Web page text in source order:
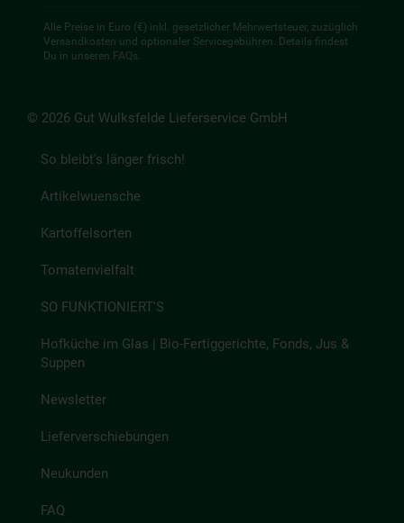
Alle Preise in Euro (€) inkl. gesetzlicher Mehrwertsteuer, zuzüglich
Versandkosten und optionaler Servicegebühren. Details findest
Du in unseren FAQs
© 2026 Gut Wulksfelde Lieferservice GmbH
So bleibt's länger frisch!
Artikelwuensche
Kartoffelsorten
Tomatenvielfalt
SO FUNKTIONIERT'S
Hofküche im Glas | Bio-Fertiggerichte, Fonds, Jus &
Suppen
Newsletter
Lieferverschiebungen
Neukunden
FAQ